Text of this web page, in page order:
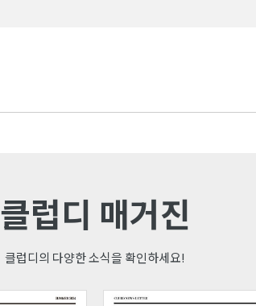
클럽디 매거진
클럽디의 다양한 소식을 확인하세요!